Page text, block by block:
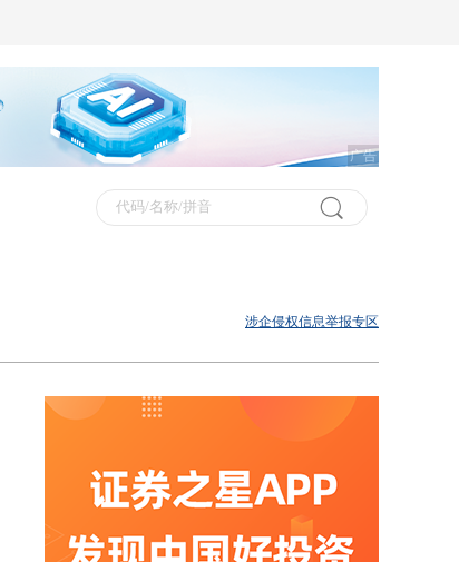
广告
涉企侵权信息举报专区